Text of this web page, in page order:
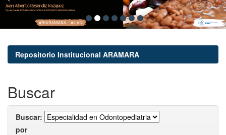
Repositorio Institucional ARAMARA
Buscar
Buscar:
por